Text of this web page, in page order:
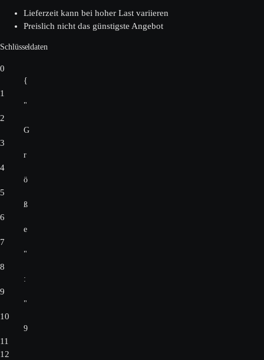
Lieferzeit kann bei hoher Last variieren
Preislich nicht das günstigste Angebot
Schlüsseldaten
0
{
1
"
2
G
3
r
4
ö
5
ß
6
e
7
"
8
:
9
"
10
9
11
12